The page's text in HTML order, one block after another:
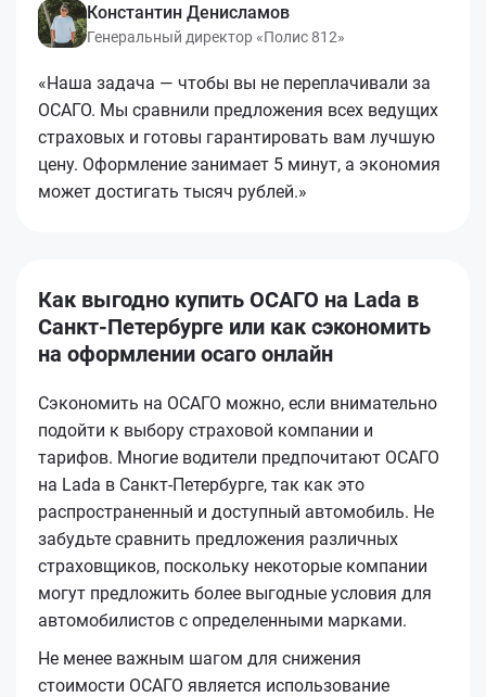
Константин Денисламов
Генеральный директор «Полис 812»
«Наша задача — чтобы вы не переплачивали за
ОСАГО. Мы сравнили предложения всех ведущих
страховых и готовы гарантировать вам лучшую
цену. Оформление занимает 5 минут, а экономия
может достигать тысяч рублей.»
Как выгодно купить ОСАГО на Lada в
Санкт-Петербурге или как сэкономить
на оформлении осаго онлайн
Сэкономить на ОСАГО можно, если внимательно
подойти к выбору страховой компании и
тарифов. Многие водители предпочитают ОСАГО
на Lada в Санкт-Петербурге, так как это
распространенный и доступный автомобиль. Не
забудьте сравнить предложения различных
страховщиков, поскольку некоторые компании
могут предложить более выгодные условия для
автомобилистов с определенными марками.
Не менее важным шагом для снижения
стоимости ОСАГО является использование